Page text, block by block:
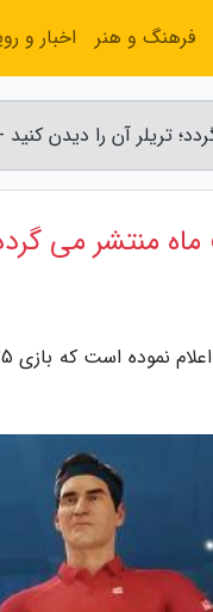
فرهنگ و هنر اخبار و